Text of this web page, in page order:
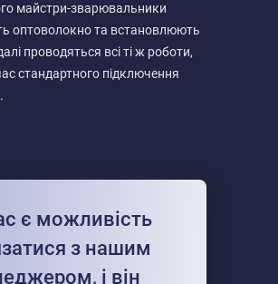
майстри-зварювальники
оптоволокно та встановлюють
проводяться всі ті ж роботи,
стандартного підключення
є можливість
з нашим
і він